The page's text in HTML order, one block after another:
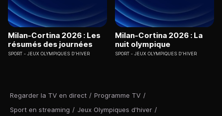
Regarder la TV en direct / Programme TV /
Sport en streaming / Jeux Olympiques d'hiver /
Milan-Cortina 2026 : Les
résumés des journées
SPORT JEUX OLYMPIQUES D'HIVER
Milan-Cortina 2026 : La
nuit olympique
SPORT JEUX OLYMPIQUES D'HIVER